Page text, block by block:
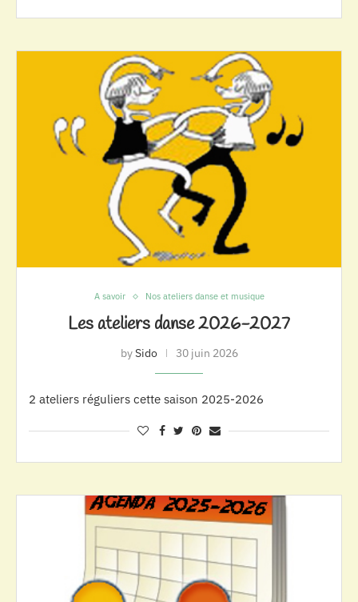
A savoir Nos ateliers danse et musique
Les ateliers danse 2026-2027
bySido 30 juin 2026
2 ateliers réguliers cette saison 2025-2026